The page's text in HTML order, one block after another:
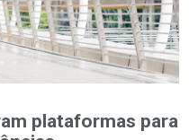
plataformas para